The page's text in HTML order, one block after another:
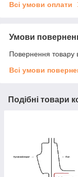
Всі умови оплати
Умови
Повернення товару
Всі умови
Подібні товари